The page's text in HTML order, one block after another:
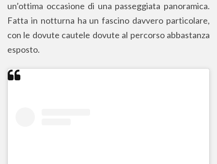
un’ottima occasione di una passeggiata panoramica.
Fatta in notturna ha un fascino davvero particolare,
con le dovute cautele dovute al percorso abbastanza
esposto.